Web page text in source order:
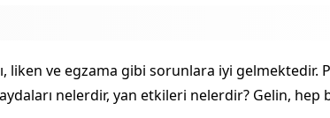
liken ve egzama gibi sorunlara iyi
nelerdir, yan etkileri nelerdir? Gelin,